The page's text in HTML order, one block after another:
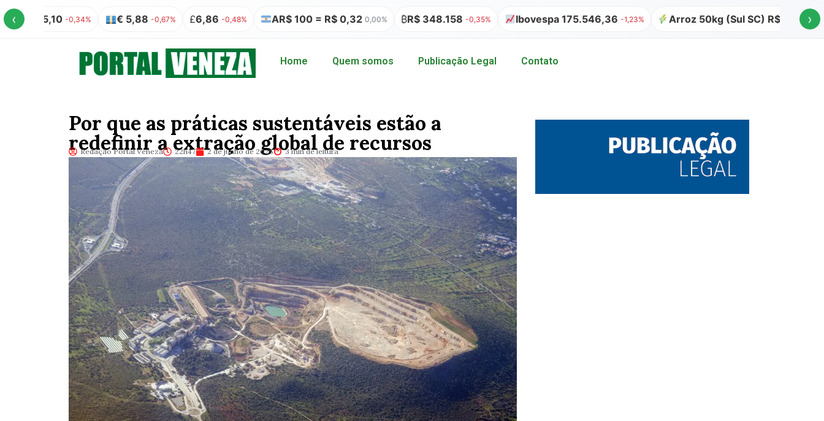
‹ -0,34% € 5,88 -0,67% £6,86 -0,48% AR$ 100 = R$ 0,32 0,00% ₿R$ 348.158 -0,35% Ibovespa 175.546,36 -1,23% Arroz 50kg (Sul SC) R$ 64,00 ›
Home Quem somos Publicação Legal Contato
Por que as práticas sustentáveis estão a
redefinir a extração global de recursos
Redação Portal Veneza 22h47 2 de junho de 2025 3 min de leitura